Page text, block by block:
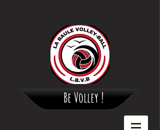
Be Volley !